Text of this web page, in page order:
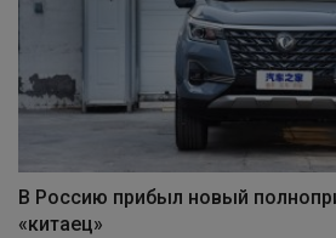
В Россию прибыл новый
«китаец»